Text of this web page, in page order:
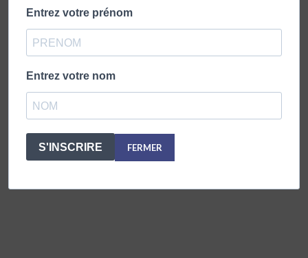
PUBLICATIONS PLUS ANCIENNES
Entrez votre prénom
Entrez votre nom
S'INSCRIRE FERMER